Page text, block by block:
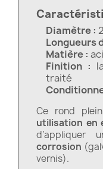
Diamètre :
Longueurs
Matière :
Finition :
traité
Ce rond
utilisation en
d’appliquer
corrosion
vernis).